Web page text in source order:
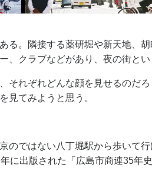
る。隣接する薬研堀や新天地、
、クラブなどがあり、夜の街とい
それぞれどんな顔を見せるのだ
見てみようと思う。
のではない八丁堀駅から歩いて
に出版された「広島市商連35年